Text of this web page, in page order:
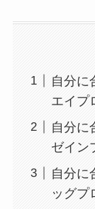
自分
エイプ
自分に
ゼイン
自分
ッグプ